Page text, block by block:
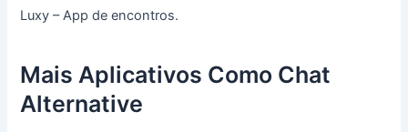
Luxy – App de encontros.
Mais Aplicativos Como Chat
Alternative